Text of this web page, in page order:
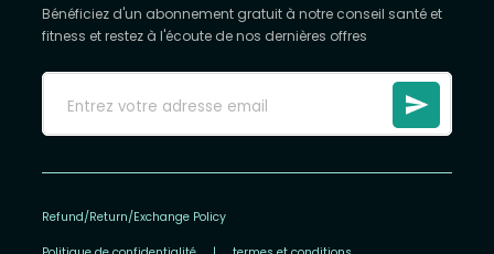
Bénéficiez d'un abonnement gratuit à notre conseil santé et
fitness et restez à l'écoute de nos dernières offres
Refund/Return/Exchange Policy